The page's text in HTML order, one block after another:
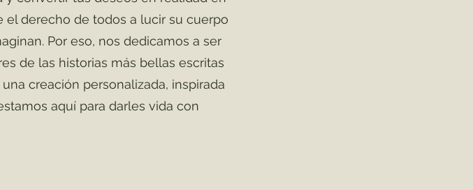
derecho de todos a lucir su cuerpo
Por eso, nos dedicamos a ser
de las historias más bellas escritas
creación personalizada, inspirada
aquí para darles vida con